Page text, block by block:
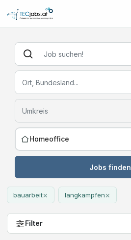
Homeoffice
Jobs finden
bauarbeit× langkampfen×
Filter